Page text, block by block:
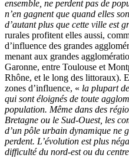
ensemble, ne perdent pas de
n’en gagnent que quand elles
d’autant plus que cette ville est
rurales profitent elles aussi,
d’influence des grandes
menant aux grandes
Garonne, entre Toulouse et
Rhône, et le long des littoraux).
zones d’influence, « la plupart
qui sont éloignés de toute
population. Même dans des
Bretagne ou le Sud-Ouest, les
d’un pôle urbain dynamique ne
perdent. L’évolution est plus
difficulté du nord-est ou du